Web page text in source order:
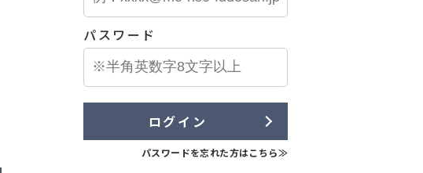
パスワード
ログイン
パスワードを忘れた方はこちら≫